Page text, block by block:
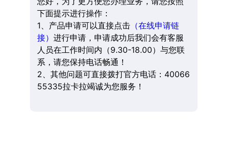
下面提示进行操作：
1、产品申请可以直接点击（在线申请链
接） 进行申请，申请成功后我们会有客服
人员在工作时间内（9.30-18.00）与您联
系，请您保持电话畅通！
2、其他问题可直接拨打官方电话：40066
55335拉卡拉竭诚为您服务！